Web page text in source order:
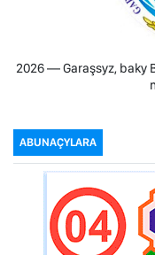
2026 — Garaşsyz,
ABUNAÇYLARA